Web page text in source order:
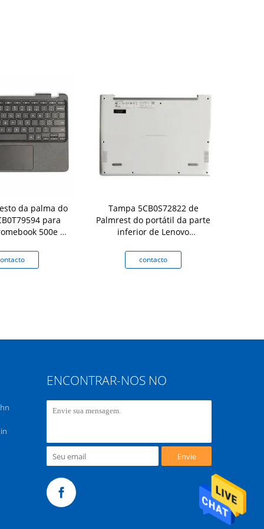
da palma do
para
500e ò
Tampa 5CB0S72822 de
Palmrest do portátil da parte
inferior de Lenovo
contacto
ENCONTRAR-NOS NO
Envie